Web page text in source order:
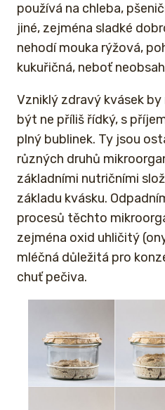
používá na chleba,
jiné, zejména sladké
nehodí mouka rýžová,
kukuřičná, neboť
Vzniklý zdravý kvásek
být ne příliš řídký, s
plný bublinek. Ty jsou
různých druhů
základními nutričními
základu kvásku.
procesů těchto
zejména oxid uhličitý
mléčná důležitá pro
chuť pečiva.